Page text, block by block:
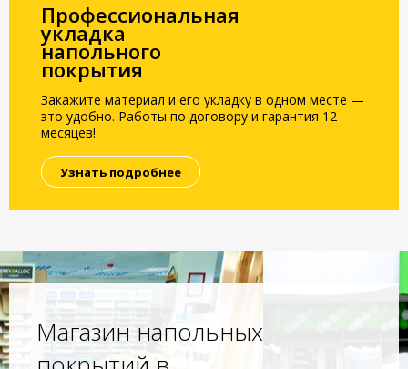
Профессиональная
укладка
напольного
покрытия
Закажите материал и его укладку в одном месте —
это удобно. Работы по договору и гарантия 12
месяцев!
Узнать подробнее
Магазин напольных